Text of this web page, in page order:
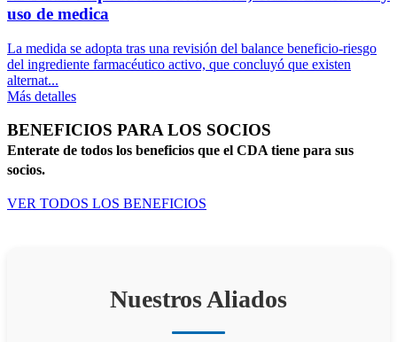
uso de medica
La medida se adopta tras una revisión del balance beneficio-riesgo
del ingrediente farmacéutico activo, que concluyó que existen
alternat...
Más detalles
BENEFICIOS PARA LOS SOCIOS
Enterate de todos los beneficios que el CDA tiene para sus
socios.
VER TODOS LOS BENEFICIOS
Nuestros Aliados